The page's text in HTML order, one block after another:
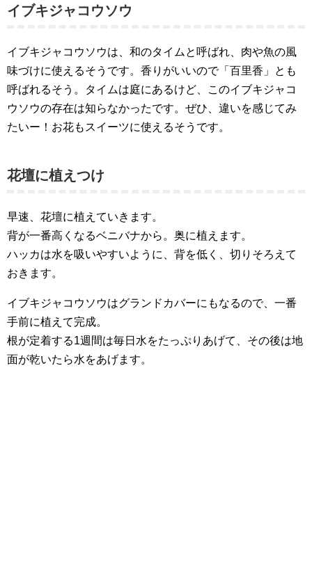
イブキジャコウソウ
イブキジャコウソウは、和のタイムと呼ばれ、肉や魚の風
味づけに使えるそうです。香りがいいので「百里香」とも
呼ばれるそう。タイムは庭にあるけど、このイブキジャコ
ウソウの存在は知らなかったです。ぜひ、違いを感じてみ
たいー！お花もスイーツに使えるそうです。
花壇に植えつけ
早速、花壇に植えていきます。
背が一番高くなるベニバナから。奥に植えます。
ハッカは水を吸いやすいように、背を低く、切りそろえて
おきます。
イブキジャコウソウはグランドカバーにもなるので、一番
手前に植えて完成。
根が定着する1週間は毎日水をたっぷりあげて、その後は地
面が乾いたら水をあげます。